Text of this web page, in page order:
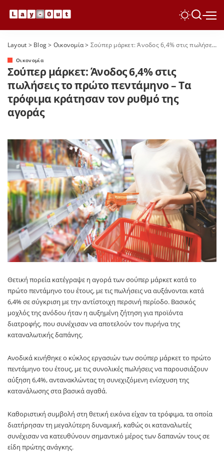
Layout > Blog> Οικονομία> Σούπερ μάρκετ: Άνοδος 6,4% στις πωλήσεις το πρώτο πεντάμηνο – Τα τρόφιμα κράτησαν τον ρυθμό της αγοράς
Οικονομία
Σούπερ μάρκετ: Άνοδος 6,4% στις
πωλήσεις το πρώτο πεντάμηνο – Τα
τρόφιμα κράτησαν τον ρυθμό της
αγοράς
Θετική πορεία κατέγραψε η αγορά των σούπερ μάρκετ κατά το
πρώτο πεντάμηνο του έτους, με τις πωλήσεις να αυξάνονται κατά
6,4% σε σύγκριση με την αντίστοιχη περσινή περίοδο. Βασικός
μοχλός της ανόδου ήταν η αυξημένη ζήτηση για προϊόντα
διατροφής, που συνέχισαν να αποτελούν τον πυρήνα της
καταναλωτικής δαπάνης.
Ανοδικά κινήθηκε ο κύκλος εργασιών των σούπερ μάρκετ το πρώτο
πεντάμηνο του έτους, με τις συνολικές πωλήσεις να παρουσιάζουν
αύξηση 6,4%, αντανακλώντας τη συνεχιζόμενη ενίσχυση της
κατανάλωσης στα βασικά αγαθά.
Καθοριστική συμβολή στη θετική εικόνα είχαν τα τρόφιμα, τα οποία
διατήρησαν τη μεγαλύτερη δυναμική, καθώς οι καταναλωτές
συνέχισαν να κατευθύνουν σημαντικό μέρος των δαπανών τους σε
είδη πρώτης ανάγκης.